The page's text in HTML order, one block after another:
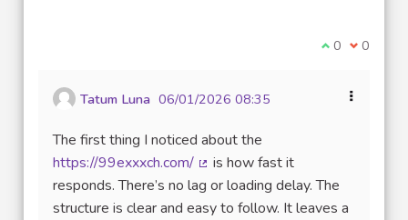
Je suis
0 Je ne
0
Tatum Luna 06/01/2026 08:35
The first thing I noticed about the
https://99exxxch.com/
(Lien externe)
is how fast it
responds. There’s no lag or loading delay. The
structure is clear and easy to follow. It leaves a